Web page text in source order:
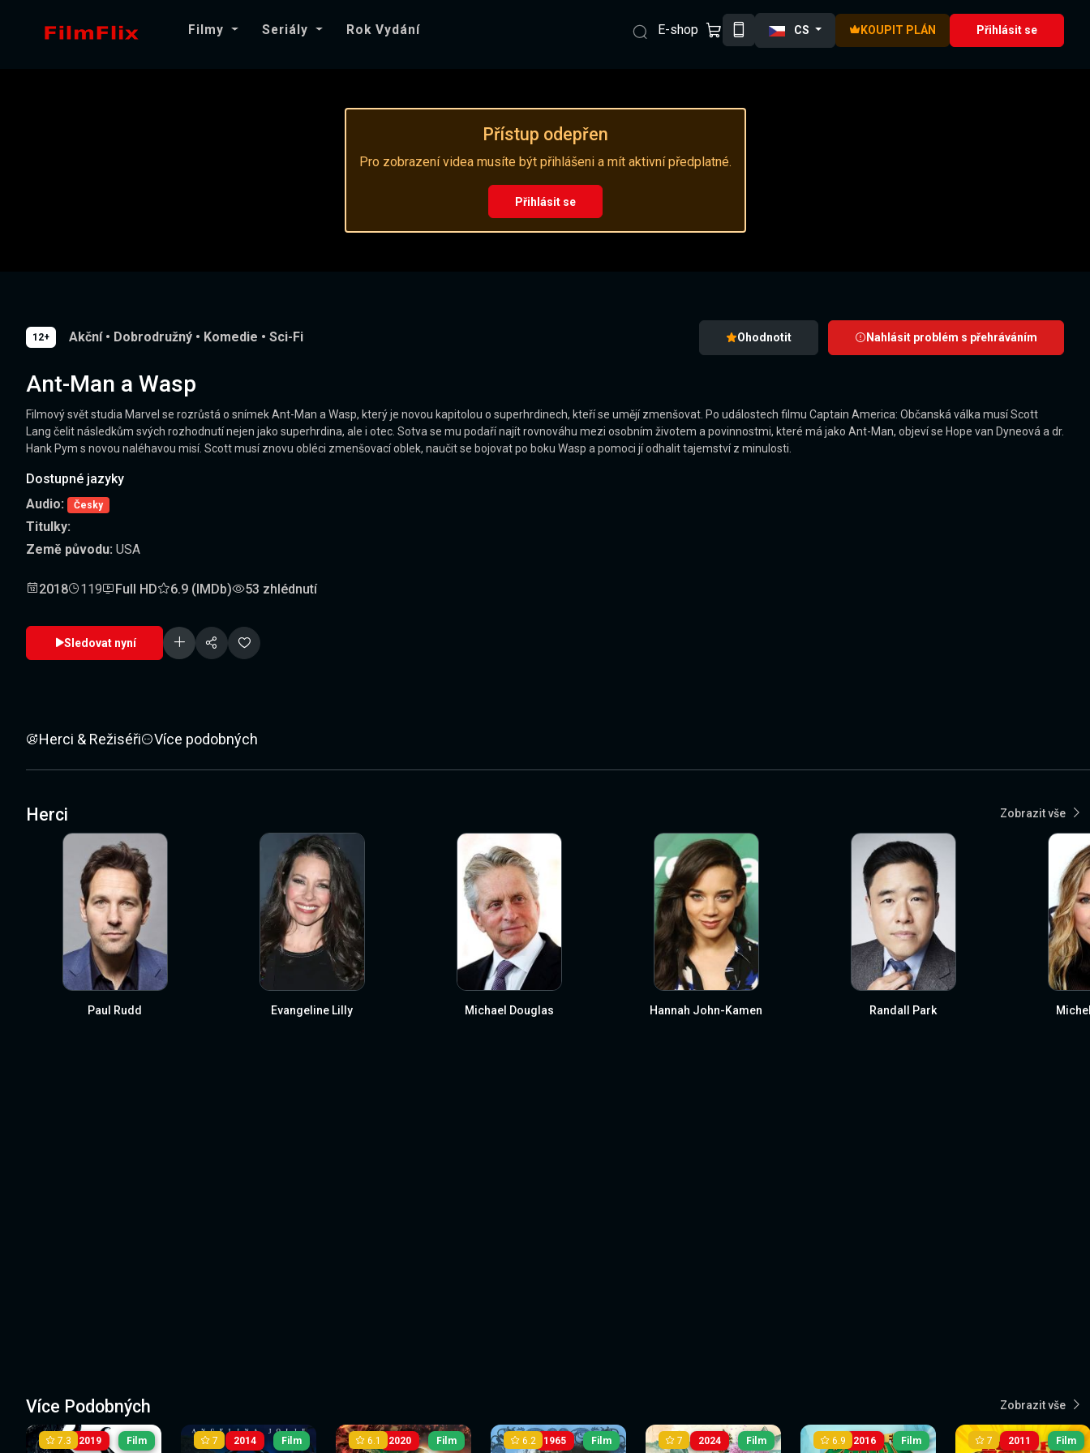
Filmy Seriály Rok Vydání E-shop CS KOUPIT PLÁN Přihlásit se
Přístup odepřen
Pro zobrazení videa musíte být přihlášeni a mít aktivní předplatné.
Přihlásit se
12+ Akční • Dobrodružný • Komedie • Sci-Fi Ohodnotit Nahlásit problém s přehráváním
Ant-Man a Wasp
Filmový svět studia Marvel se rozrůstá o snímek Ant-Man a Wasp, který je novou kapitolou o superhrdinech, kteří se umějí zmenšovat. Po událostech filmu Captain America: Občanská válka musí Scott
Lang čelit následkům svých rozhodnutí nejen jako superhrdina, ale i otec. Sotva se mu podaří najít rovnováhu mezi osobním životem a povinnostmi, které má jako Ant-Man, objeví se Hope van Dyneová a dr.
Hank Pym s novou naléhavou misí. Scott musí znovu obléci zmenšovací oblek, naučit se bojovat po boku Wasp a pomoci jí odhalit tajemství z minulosti.
Dostupné jazyky
Audio:
Česky
Titulky:
Země původu: USA
2018 119 Full HD 6.9 (IMDb) 53 zhlédnutí
Sledovat nyní
Herci & Režiséři Více podobných
Herci Zobrazit vše
Paul Rudd Evangeline Lilly Michael Douglas Hannah John-Kamen Randall Park
Více Podobných Zobrazit vše
2019
7.3 Film 2014
7 Film 2020
6.1 Film 1965
6.2 Film 2024
7 Film 2016
6.9 Film 2011
7 Film